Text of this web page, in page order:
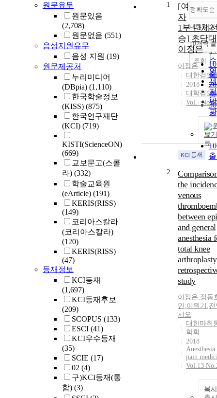
원문유무
원문있음
(2,708)
원문없음 (551)
음성지원유무
음성 지원 (19)
원문제공처
누리미디어
(DBpia) (1,110)
한국학술정보
(KISS) (875)
한국연구재단
(KCI) (719)
KISTI(ScienceON)
(669)
교보문고(스콜
라) (332)
학술교육원
(eArticle) (191)
KERIS(RISS)
(149)
코리아스칼라
(코리아스칼라)
(120)
KERIS(RISS)
(47)
등재정보
KCI등재
(1,697)
KCI등재후보
(209)
SCOPUS (133)
ESCI (41)
KCI우수등재
(35)
SCIE (17)
02 (4)
구)KCI등재(통
합) (3)
정확도순
순
순
내림차순
10개씩
조회
1
[여
자
1부 단체
승] 초당
이정은
이정은
대한검도
2018
대학검도
Vol.-
보기
2
the
venous
between
and general
anesthesia
total knee
study
이정은,정동
민 ,이원기 ,
시오
대한마취
학회
2018
Anesthesia
pain
Vol.13
복